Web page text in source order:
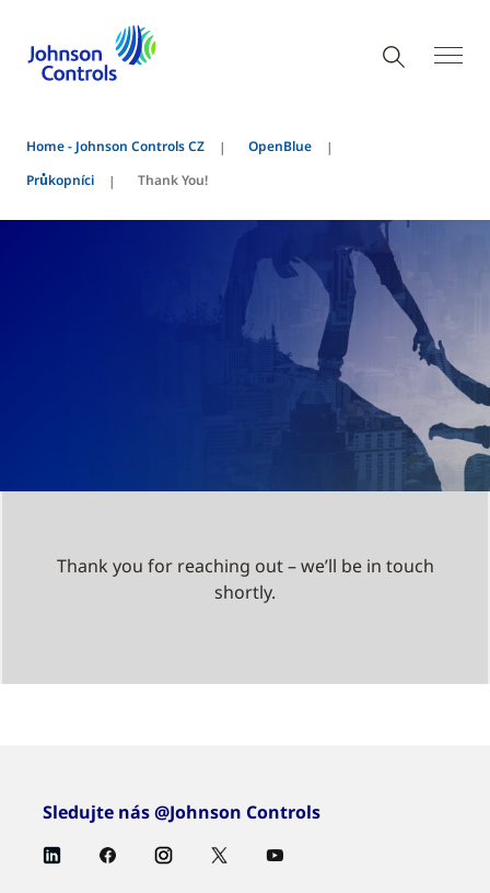
Home - Johnson Controls CZ
OpenBlue
Průkopníci
Thank You!
Thank you for reaching out – we’ll be in touch
shortly.
Sledujte nás @Johnson Controls